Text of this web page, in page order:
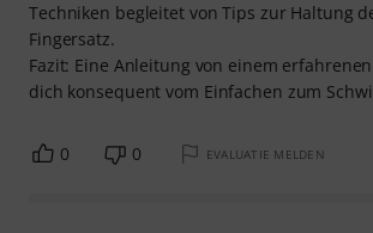
Techniken begleitet von Tips zur Haltung
Fingersatz.
Fazit: Eine Anleitung von einem
dich konsequent vom Einfachen zum
0 0 EVALUATIE MELDEN